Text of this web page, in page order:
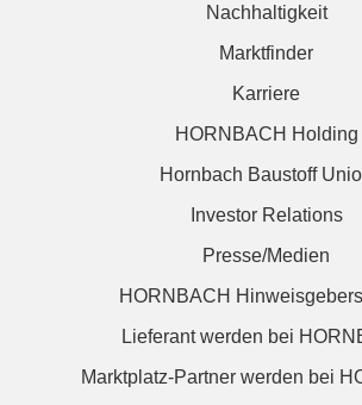
Nachhaltigkeit
Marktfinder
Karriere
HORNBACH Holding
Hornbach Baustoff
Investor Relations
Presse/Medien
HORNBACH
Lieferant werden bei
Marktplatz-Partner werden bei